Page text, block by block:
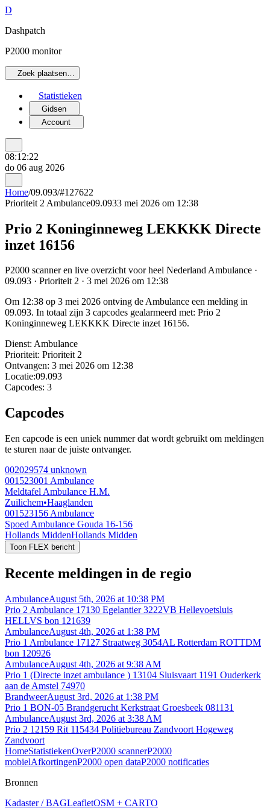
D
Dashpatch
P2000 monitor
Zoek plaatsen…
Statistieken
Gidsen
Account
08:12:22
do 06 aug 2026
Home/09.093/#127622
Prioriteit 2 Ambulance09.0933 mei 2026 om 12:38
Prio 2 Koninginneweg LEKKKK Directe
inzet 16156
P2000 scanner en live overzicht voor heel Nederland Ambulance ·
09.093 · Prioriteit 2 · 3 mei 2026 om 12:38
Om 12:38 op 3 mei 2026 ontving de Ambulance een melding in
09.093. In totaal zijn 3 capcodes gealarmeerd met: Prio 2
Koninginneweg LEKKKK Directe inzet 16156.
Dienst: Ambulance
Prioriteit: Prioriteit 2
Ontvangen: 3 mei 2026 om 12:38
Locatie:09.093
Capcodes: 3
Capcodes
Een capcode is een uniek nummer dat wordt gebruikt om meldingen
te sturen naar de juiste ontvanger.
002029574 unknown
001523001 Ambulance
Meldtafel Ambulance H.M.
Zuilichem•Haaglanden
001523156 Ambulance
Spoed Ambulance Gouda 16-156
Hollands MiddenHollands Midden
Toon FLEX bericht
Recente meldingen in de regio
AmbulanceAugust 5th, 2026 at 10:38 PM
Prio 2 Ambulance 17130 Egelantier 3222VB Hellevoetsluis
HELLVS bon 121639
AmbulanceAugust 4th, 2026 at 1:38 PM
Prio 1 Ambulance 17127 Straatweg 3054AL Rotterdam ROTTDM
bon 120926
AmbulanceAugust 4th, 2026 at 9:38 AM
Prio 1 (Directe inzet ambulance ) 13104 Sluisvaart 1191 Ouderkerk
aan de Amstel 74970
BrandweerAugust 3rd, 2026 at 1:38 PM
Prio 1 BON-05 Brandgerucht Kerkstraat Groesbeek 081131
AmbulanceAugust 3rd, 2026 at 3:38 AM
Prio 2 12159 Rit 115434 Politiebureau Zandvoort Hogeweg
Zandvoort
HomeStatistiekenOverP2000 scannerP2000
mobielAfkortingenP2000 open dataP2000 notificaties
Bronnen
Kadaster / BAGLeafletOSM + CARTO